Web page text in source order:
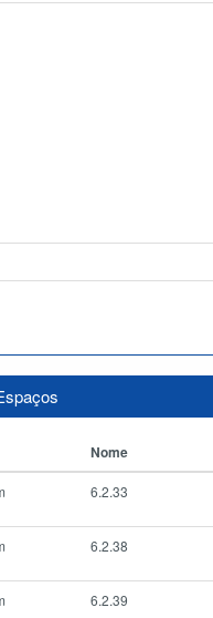
Nome
6.2.33
6.2.38
6.2.39